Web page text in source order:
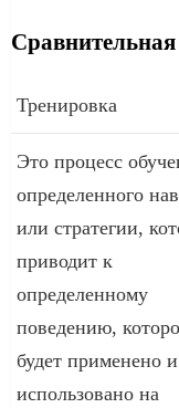
Тренировка
Это процесс
определенного
или стратегии,
приводит к
определенному
поведению,
будет применено и
использовано на